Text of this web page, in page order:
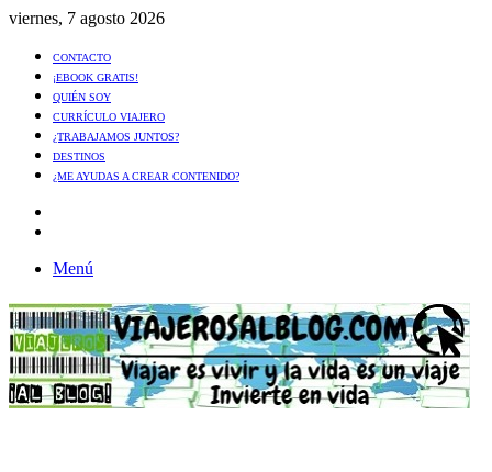
viernes, 7 agosto 2026
CONTACTO
¡EBOOK GRATIS!
QUIÉN SOY
CURRÍCULO VIAJERO
¿TRABAJAMOS JUNTOS?
DESTINOS
¿ME AYUDAS A CREAR CONTENIDO?
Menú